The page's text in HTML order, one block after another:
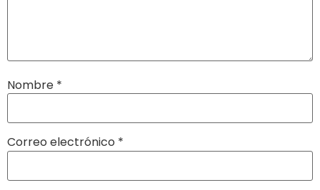
Nombre *
Correo electrónico *